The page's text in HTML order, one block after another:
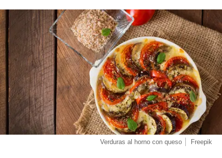
Verduras al horno con queso Freepik